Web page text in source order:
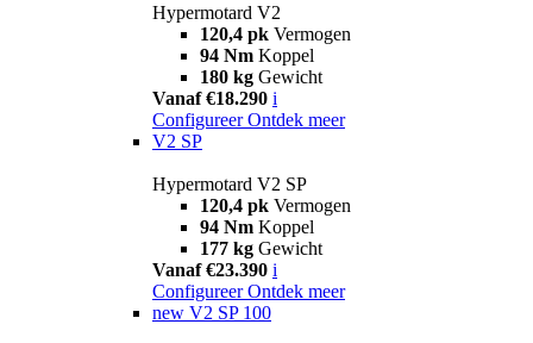
Hypermotard V2
120,4 pk Vermogen
94 Nm Koppel
180 kg Gewicht
Vanaf €18.290 i
Configureer Ontdek meer
V2 SP
Hypermotard V2 SP
120,4 pk Vermogen
94 Nm Koppel
177 kg Gewicht
Vanaf €23.390 i
Configureer Ontdek meer
new V2 SP 100